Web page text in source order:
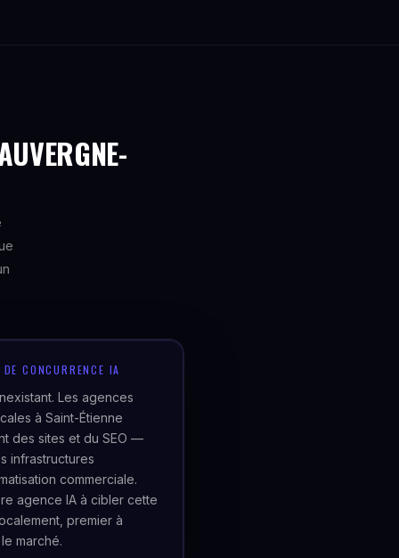
CONCURRENCE IA
Les agences
à Saint-Étienne
des sites et du SEO —
infrastructures
commerciale.
agence IA à cibler cette
premier à
marché.